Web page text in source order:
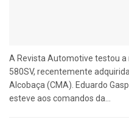
A Revista Automotive testou a
580SV, recentemente
Alcobaça (CMA). Eduardo
esteve aos comandos da...